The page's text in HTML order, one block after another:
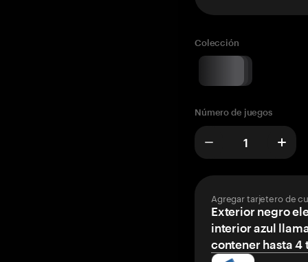
Colección
Número de juegos
Agregar tarjetero de
Exterior negro
interior azul
contener hasta 4